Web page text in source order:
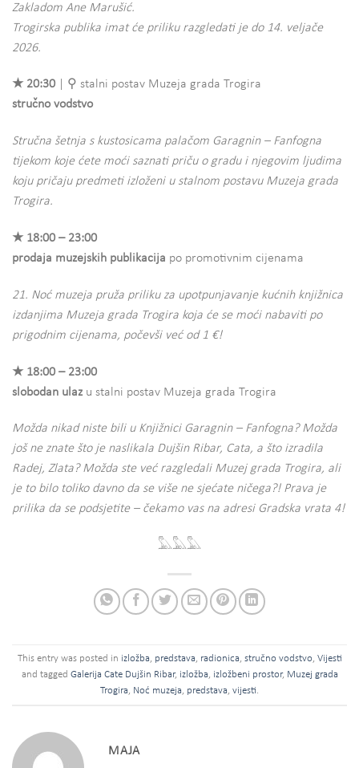
Zakladom Ane Marušić.
Trogirska publika imat će priliku razgledati je do 14. veljače
2026.
★ 20:30 | ⚲ stalni postav Muzeja grada Trogira
stručno vodstvo
Stručna šetnja s kustosicama palačom Garagnin – Fanfogna
tijekom koje ćete moći saznati priču o gradu i njegovim ljudima
koju pričaju predmeti izloženi u stalnom postavu Muzeja grada
Trogira.
★ 18:00 – 23:00
prodaja muzejskih publikacija po promotivnim cijenama
21. Noć muzeja pruža priliku za upotpunjavanje kućnih knjižnica
izdanjima Muzeja grada Trogira koja će se moći nabaviti po
prigodnim cijenama, počevši već od 1 €!
★ 18:00 – 23:00
slobodan ulaz u stalni postav Muzeja grada Trogira
Možda nikad niste bili u Knjižnici Garagnin – Fanfogna? Možda
još ne znate što je naslikala Dujšin Ribar, Cata, a što izradila
Radej, Zlata? Možda ste već razgledali Muzej grada Trogira, ali
je to bilo toliko davno da se više ne sjećate ničega?! Prava je
prilika da se podsjetite – čekamo vas na adresi Gradska vrata 4!
𓅓𓅓𓅓
This entry was posted in izložba predstava radionica stručno vodstvo Vijesti
and tagged Galerija Cate Dujšin Ribar, izložba izložbeni prostor, Muzej grada
Trogira
Noć muzeja predstava vijesti
MAJA